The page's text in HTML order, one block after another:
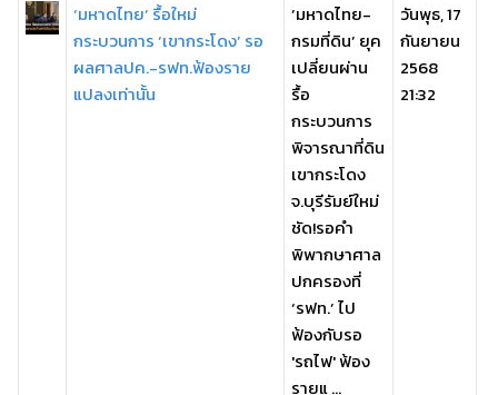
‘มหาดไทย’ รื้อใหม่
กระบวนการ ‘เขากระโดง’ รอ
ผลศาลปค.-รฟท.ฟ้องราย
แปลงเท่านั้น
’มหาดไทย-
กรมที่ดิน’ ยุค
เปลี่ยนผ่าน
รื้อ
กระบวนการ
พิจารณาที่ดิน
เขากระโดง
จ.บุรีรัมย์ใหม่
ชัด!รอคำ
พิพากษาศาล
ปกครองที่
‘รฟท.’ ไป
ฟ้องกับรอ
'รถไฟ' ฟ้อง
รายแ ...
วันพุธ, 17
กันยายน
2568
21:32